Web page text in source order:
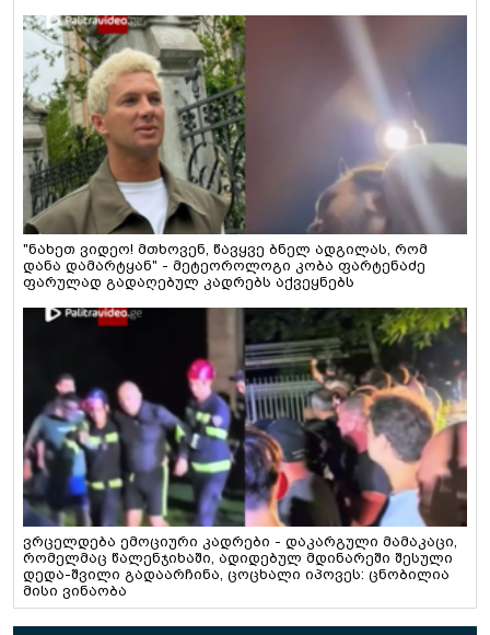
"ნახეთ ვიდეო! მთხოვენ, წავყვე ბნელ ადგილას, რომ
დანა დამარტყან" - მეტეოროლოგი კობა ფარტენაძე
ფარულად გადაღებულ კადრებს აქვეყნებს
ვრცელდება ემოციური კადრები - დაკარგული მამაკაცი,
რომელმაც წალენჯიხაში, ადიდებულ მდინარეში შესული
დედა-შვილი გადაარჩინა, ცოცხალი იპოვეს: ცნობილია
მისი ვინაობა